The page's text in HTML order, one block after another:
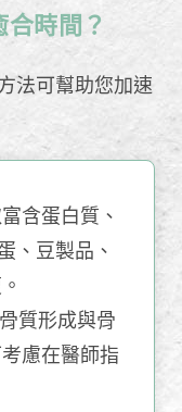
時間？
法可幫助您加速
含蛋白質、
、豆製品、
質形成與骨
慮在醫師指